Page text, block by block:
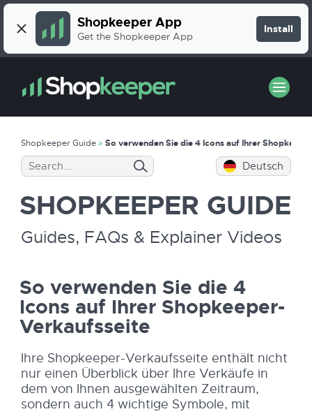
Shopkeeper App
Get the Shopkeeper App
Install
Shopkeeper Guide» So verwenden Sie die 4 Icons auf Ihrer
Deutsch
SHOPKEEPER GUIDE
Guides, FAQs & Explainer Videos
So verwenden Sie die 4
Icons auf Ihrer Shopkeeper-
Verkaufsseite
Ihre Shopkeeper-Verkaufsseite enthält nicht
nur einen Überblick über Ihre Verkäufe in
dem von Ihnen ausgewählten Zeitraum,
sondern auch 4 wichtige Symbole, mit